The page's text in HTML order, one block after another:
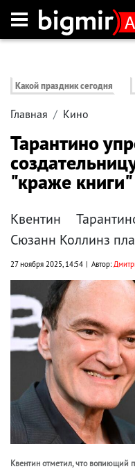
Какой праздник сегодня
Главная Кино
Тарантино
"краже книги"
Квентин
Сюзанн Коллинз
27 ноября 2025, 14:54 Автор:
Квентин отметил, что вопиющий